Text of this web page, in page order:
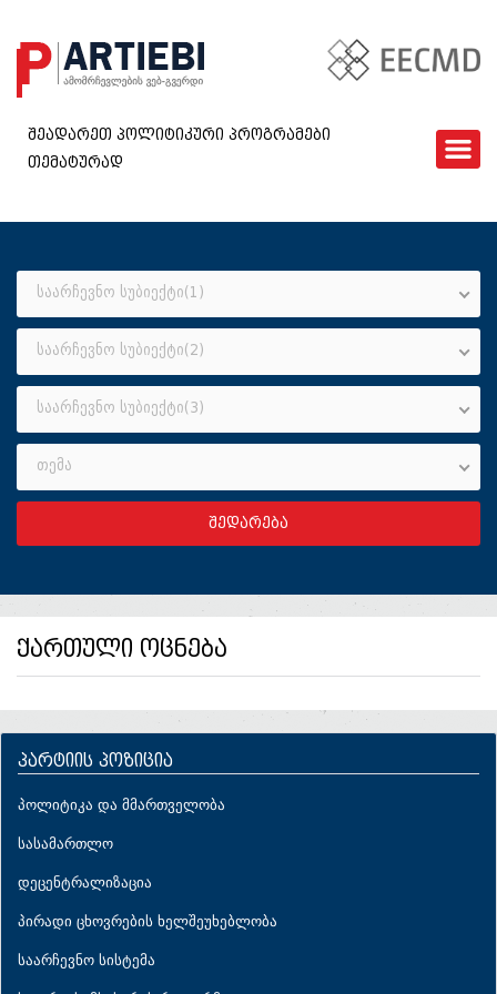
EECMD
ᲙᲘᲗᲮᲕᲐᲠᲘ
ᲮᲨᲘᲠᲐᲓ ᲓᲐᲡᲛᲣᲚᲘ ᲙᲘᲗᲮᲕᲔᲑᲘ
ᲓᲐᲒᲕᲘᲙᲐᲕᲨᲘᲠᲓᲘᲗ
GEO
შეადარეთ პოლიტიკური პროგრამები
თემატურად
საარჩევნო სუბიექტი(1)
საარჩევნო სუბიექტი(2)
საარჩევნო სუბიექტი(3)
თემა
ქართული ოცნება
პარტიის პოზიცია
პოლიტიკა და მმართველობა
სასამართლო
დეცენტრალიზაცია
პირადი ცხოვრების ხელშეუხებლობა
საარჩევნო სისტემა